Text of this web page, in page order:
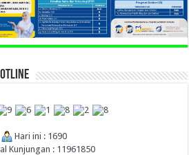
Hari ini : 1690
Kunjungan : 11961850